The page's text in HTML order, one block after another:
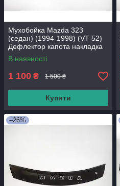
Мухобойка Mazda 323
(седан) (1994-1998) (VT-52)
Дефлектор капота накладка
В наявності
1 100 ₴ 1 500 ₴
Купити
–26%